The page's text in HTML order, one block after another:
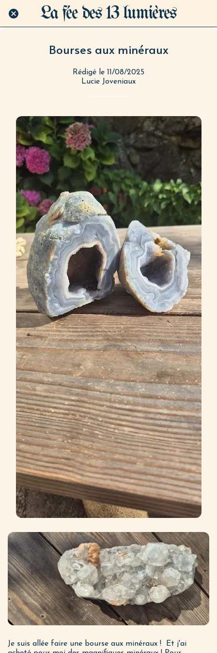
La fée des 13 lumières
Bourses aux minéraux
Rédigé le 11/08/2025
Lucie Joveniaux
Je suis allée faire une bourse aux minéraux ! Et j'ai